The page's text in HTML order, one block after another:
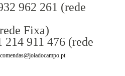
962 261 (rede
Fixa)
911 476 (rede